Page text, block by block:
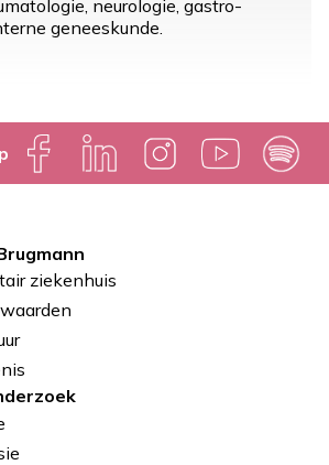
neurologie, gastro-
geneeskunde.
ziekenhuis